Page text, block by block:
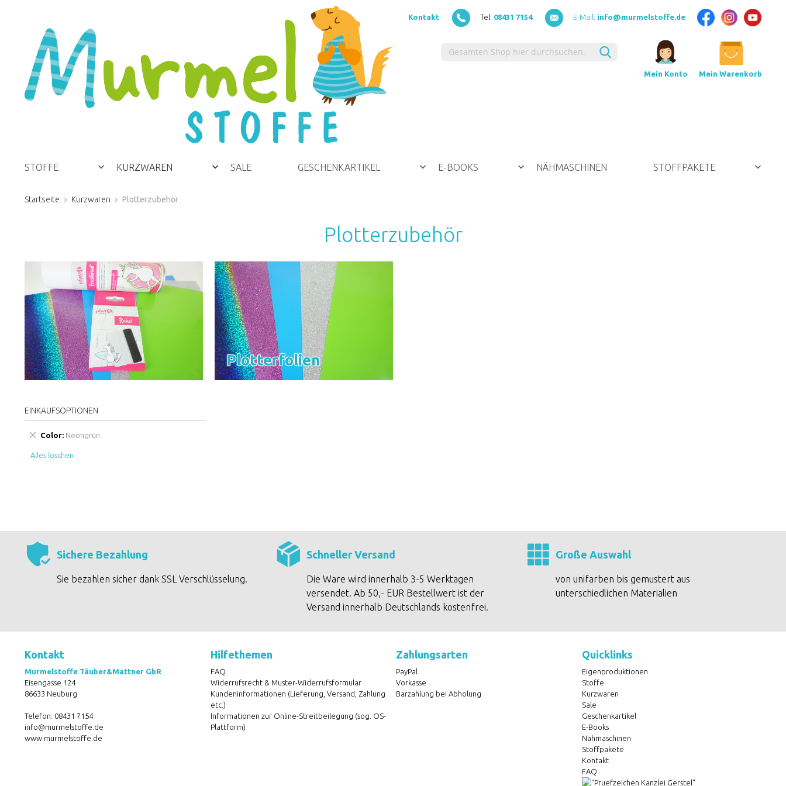
Kontakt Tel: 08431 7154 E-Mail: info@murmelstoffe.de
Suche
Mein Konto Mein Warenkorb
STOFFE KURZWAREN SALE GESCHENKARTIKEL E-BOOKS NÄHMASCHINEN STOFFPAKETE
Startseite Kurzwaren Plotterzubehör
Plotterzubehör
Plotterfolien
EINKAUFSOPTIONEN
Color Neongrün
Diesen
entfernen
Alles löschen
Sichere Bezahlung
Sie bezahlen sicher dank SSL Verschlüsselung.
Schneller Versand
Die Ware wird innerhalb 3-5 Werktagen
versendet. Ab 50,- EUR Bestellwert ist der
Versand innerhalb Deutschlands kostenfrei.
Große Auswahl
von unifarben bis gemustert aus
unterschiedlichen Materialien
Kontakt
Murmelstoffe Täuber&Mattner GbR
Eisengasse 124
86633 Neuburg
Telefon: 08431 7154
info@murmelstoffe.de
www.murmelstoffe.de
Hilfethemen
FAQ
Widerrufsrecht & Muster-Widerrufsformular
Kundeninformationen (Lieferung, Versand, Zahlung
etc.)
Informationen zur Online-Streitbeilegung (sog. OS-
Plattform)
Zahlungsarten
PayPal
Vorkasse
Barzahlung bei Abholung
Quicklinks
Eigenproduktionen
Stoffe
Kurzwaren
Sale
Geschenkartikel
E-Books
Nähmaschinen
Stoffpakete
Kontakt
FAQ